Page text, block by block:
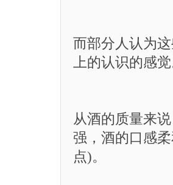
而部分人认为
上的认识的感
从酒的质量来
强，酒的口感
点)。